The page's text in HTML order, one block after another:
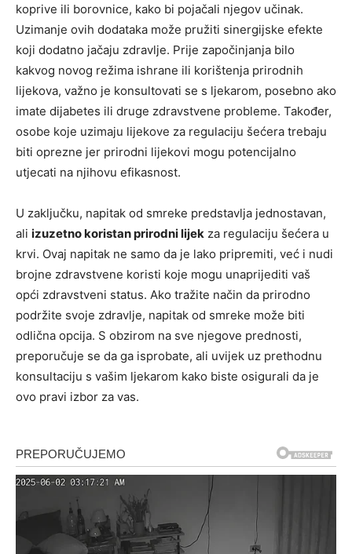
koprive ili borovnice, kako bi pojačali njegov učinak.
Uzimanje ovih dodataka može pružiti sinergijske efekte
koji dodatno jačaju zdravlje. Prije započinjanja bilo
kakvog novog režima ishrane ili korištenja prirodnih
lijekova, važno je konsultovati se s ljekarom, posebno ako
imate dijabetes ili druge zdravstvene probleme. Također,
osobe koje uzimaju lijekove za regulaciju šećera trebaju
biti oprezne jer prirodni lijekovi mogu potencijalno
utjecati na njihovu efikasnost.
U zaključku, napitak od smreke predstavlja jednostavan,
ali izuzetno koristan prirodni lijek za regulaciju šećera u
krvi. Ovaj napitak ne samo da je lako pripremiti, već i nudi
brojne zdravstvene koristi koje mogu unaprijediti vaš
opći zdravstveni status. Ako tražite način da prirodno
podržite svoje zdravlje, napitak od smreke može biti
odlična opcija. S obzirom na sve njegove prednosti,
preporučuje se da ga isprobate, ali uvijek uz prethodnu
konsultaciju s vašim ljekarom kako biste osigurali da je
ovo pravi izbor za vas.